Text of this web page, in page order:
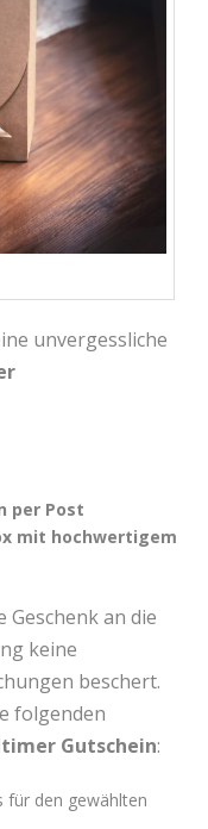
unvergessliche
per Post
mit hochwertigem
an die
keine
beschert.
folgenden
Gutschein:
für den gewählten